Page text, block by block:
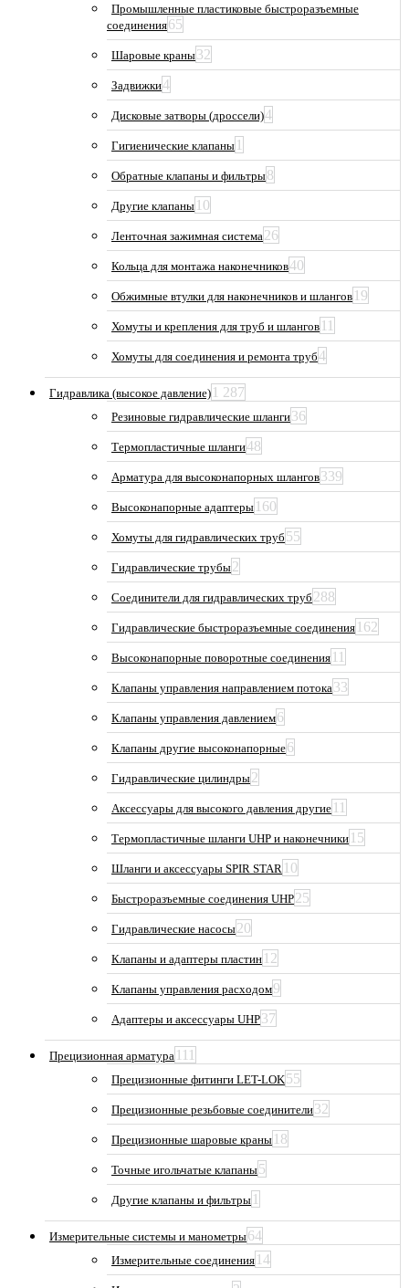
Промышленные пластиковые быстроразъемные
соединения65
Шаровые краны32
Задвижки4
Дисковые затворы (дроссели)4
Гигиенические клапаны 1
Обратные клапаны и фильтры8
Другие клапаны 10
Ленточная зажимная система26
Кольца для монтажа наконечников40
Обжимные втулки для наконечников и шлангов 19
Хомуты и крепления для труб и шлангов 11
Хомуты для соединения и ремонта труб4
Гидравлика (высокое давление) 1 287
Резиновые гидравлические шланги36
Термопластичные шланги48
Арматура для высоконапорных шлангов339
Высоконапорные адаптеры 160
Хомуты для гидравлических труб 55
Гидравлические трубы2
Соединители для гидравлических труб 288
Гидравлические быстроразъемные соединения 162
Высоконапорные поворотные соединения 11
Клапаны управления направлением потока33
Клапаны управления давлением6
Клапаны другие высоконапорные6
Гидравлические цилиндры2
Аксессуары для высокого давления другие 11
Термопластичные шланги UHP и наконечники 15
Шланги и аксессуары SPIR STAR 10
Быстроразъемные соединения UHP25
Гидравлические насосы20
Клапаны и адаптеры пластин 12
Клапаны управления расходом9
Адаптеры и аксессуары UHP37
Прецизионная арматура 111
Прецизионные фитинги LET-LOK55
Прецизионные резьбовые соединители32
Прецизионные шаровые краны 18
Точные игольчатые клапаны5
Другие клапаны и фильтры 1
Измерительные системы и манометры64
Измерительные соединения 14